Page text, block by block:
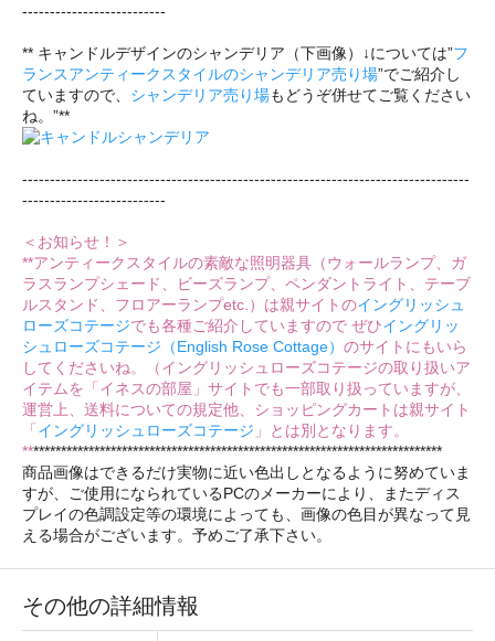
--------------------------
** キャンドルデザインのシャンデリア（下画像）↓については”フ
ランスアンティークスタイルのシャンデリア売り場”でご紹介し
ていますので、 シャンデリア売り場もどうぞ併せてご覧ください
ね。”**
---------------------------------------------------------------------------------
--------------------------
＜お知らせ！＞
**アンティークスタイルの素敵な照明器具（ウォールランプ、ガ
ラスランプシェード、ビーズランプ、ペンダントライト、テーブ
ルスタンド、フロアーランプetc.）は親サイトのイングリッシュ
ローズコテージでも各種ご紹介していますので ぜひイングリッ
シュローズコテージ（English Rose Cottage） のサイトにもいら
してくださいね。（イングリッシュローズコテージの取り扱いア
イテムを「イネスの部屋」サイトでも一部取り扱っていますが、
運営上、送料についての規定他、ショッピングカートは親サイト
「 イングリッシュローズコテージ 」とは別となります。
****************************************************************************
商品画像はできるだけ実物に近い色出しとなるように努めていま
すが、ご使用になられているPCのメーカーにより、またディス
プレイの色調設定等の環境によっても、画像の色目が異なって見
える場合がございます。予めご了承下さい。
その他の詳細情報